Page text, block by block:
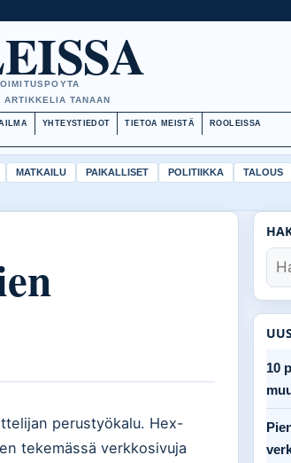
ARTIKKELIA TANAAN
YHTEYSTIEDOT TIETOA MEISTÄ ROOLEISSA
MATKAILU PAIKALLISET POLITIIKKA TALOUS
perustyökalu. Hex-
tekemässä verkkosivuja
10